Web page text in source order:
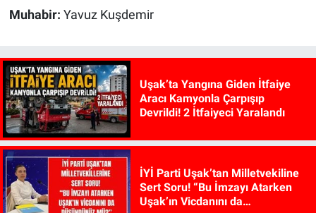
Muhabir: Yavuz Kuşdemir
Uşak’ta Yangına Giden İtfaiye
Aracı Kamyonla Çarpışıp
Devrildi! 2 İtfaiyeci Yaralandı
İYİ Parti Uşak’tan Milletvekiline
Sert Soru! “Bu İmzayı Atarken
Uşak’ın Vicdanını da